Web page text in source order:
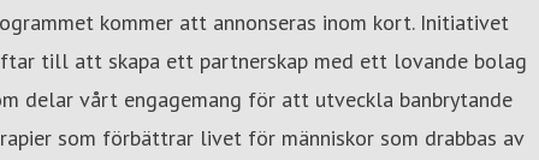
kommer att annonseras inom kort. Initiativet
till att skapa ett partnerskap med ett lovande bolag
delar vårt engagemang för att utveckla banbrytande
som förbättrar livet för människor som drabbas av